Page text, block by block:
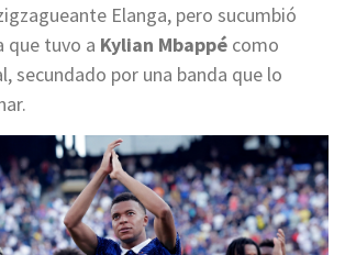
Elanga, pero sucumbió
que tuvo a Kylian Mbappé como
secundado por una banda que lo